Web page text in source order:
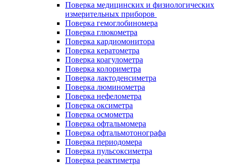
Поверка медицинских и физиологических
измерительных приборов
Поверка гемоглобиномера
Поверка глюкометра
Поверка кардиомонитора
Поверка кератометра
Поверка коагулометра
Поверка колориметра
Поверка лактоденсиметра
Поверка люминометра
Поверка нефелометра
Поверка оксиметра
Поверка осмометра
Поверка офтальмомера
Поверка офтальмотонографа
Поверка периодомера
Поверка пульсоксиметра
Поверка реактиметра